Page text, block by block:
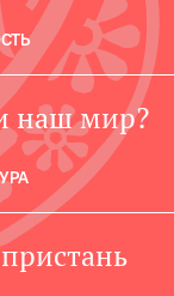
наш мир?